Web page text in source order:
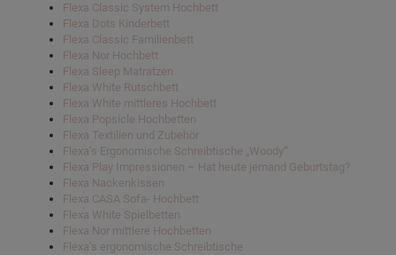
Flexa Classic System Hochbett
Flexa Dots Kinderbett
Flexa Classic Familienbett
Flexa Nor Hochbett
Flexa Sleep Matratzen
Flexa White Rutschbett
Flexa White mittleres Hochbett
Flexa Popsicle Hochbetten
Flexa Textilien und Zubehör
Flexa’s Ergonomische Schreibtische „Woody“
Flexa Play Impressionen – Hat heute jemand Geburtstag?
Flexa Nackenkissen
Flexa CASA Sofa- Hochbett
Flexa White Spielbetten
Flexa Nor mittlere Hochbetten
Flexa’s ergonomische Schreibtische